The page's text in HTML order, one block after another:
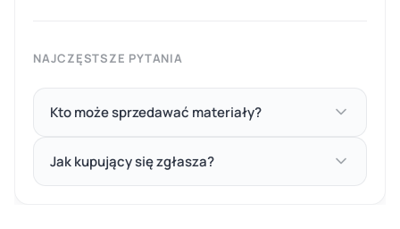
NAJCZĘSTSZE PYTANIA
Kto może sprzedawać materiały?
Jak kupujący się zgłasza?